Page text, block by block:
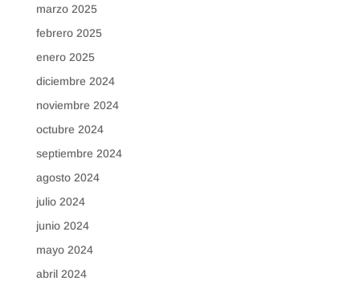
marzo 2025
febrero 2025
enero 2025
diciembre 2024
noviembre 2024
octubre 2024
septiembre 2024
agosto 2024
julio 2024
junio 2024
mayo 2024
abril 2024